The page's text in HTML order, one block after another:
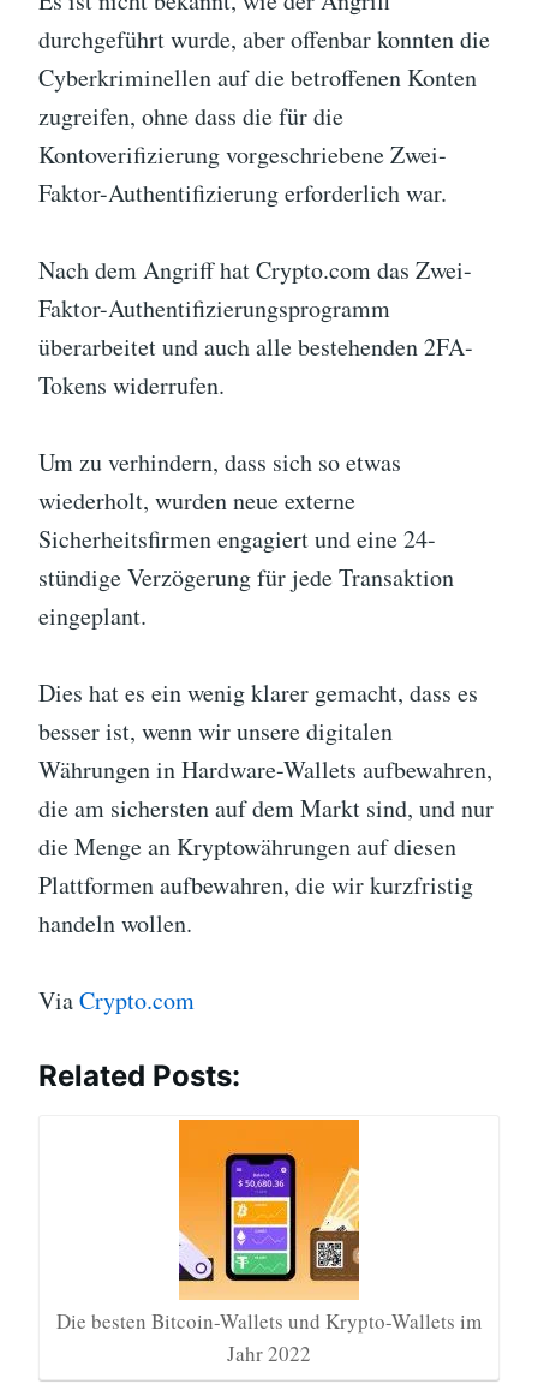
durchgeführt wurde, aber offenbar konnten die
Cyberkriminellen auf die betroffenen Konten
zugreifen, ohne dass die für die
Kontoverifizierung vorgeschriebene Zwei-
Faktor-Authentifizierung erforderlich war.
Nach dem Angriff hat Crypto.com das Zwei-
Faktor-Authentifizierungsprogramm
überarbeitet und auch alle bestehenden 2FA-
Tokens widerrufen.
Um zu verhindern, dass sich so etwas
wiederholt, wurden neue externe
Sicherheitsfirmen engagiert und eine 24-
stündige Verzögerung für jede Transaktion
eingeplant.
Dies hat es ein wenig klarer gemacht, dass es
besser ist, wenn wir unsere digitalen
Währungen in Hardware-Wallets aufbewahren,
die am sichersten auf dem Markt sind, und nur
die Menge an Kryptowährungen auf diesen
Plattformen aufbewahren, die wir kurzfristig
handeln wollen.
ViaCrypto.com
Related Posts:
Die besten Bitcoin-Wallets und Krypto-Wallets im
Jahr 2022